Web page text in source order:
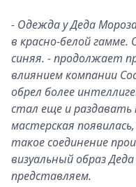
- Одежда у Деда
в красно-белой
синяя. - продолжает
влиянием компании
обрел более
стал еще и раздавать
мастерская
такое соединение
визуальный образ
представляем.